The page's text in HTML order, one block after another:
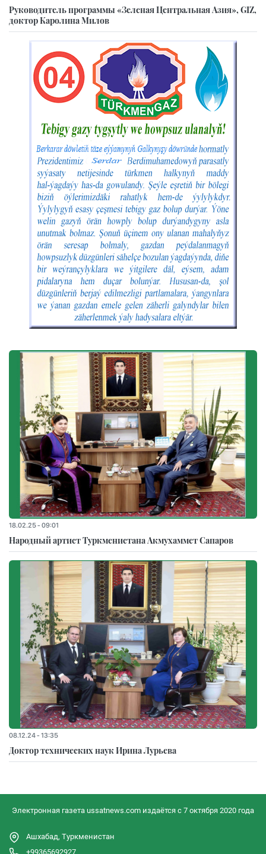
Руководитель программы «Зеленая Центральная Азия», GIZ,
доктор Каролина Милов
18.02.25 - 09:01
Народный артист Туркменистана Акмухаммет Сапаров
08.12.24 - 13:35
Доктор технических наук Ирина Лурьева
Электронная газета ussatnews.com издаётся с 7 октября 2020 года
Ашхабад, Туркменистан
+99365692927